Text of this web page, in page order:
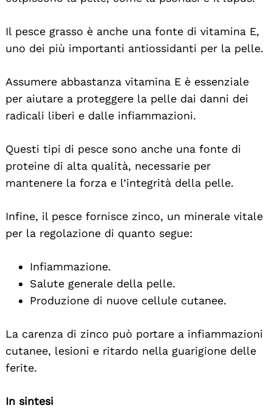
Il pesce grasso è anche una fonte di vitamina E,
uno dei più importanti antiossidanti per la pelle.
Assumere abbastanza vitamina E è essenziale
per aiutare a proteggere la pelle dai danni dei
radicali liberi e dalle infiammazioni.
Questi tipi di pesce sono anche una fonte di
proteine di alta qualità, necessarie per
mantenere la forza e l’integrità della pelle.
Infine, il pesce fornisce zinco, un minerale vitale
per la regolazione di quanto segue:
Infiammazione.
Salute generale della pelle.
Produzione di nuove cellule cutanee.
La carenza di zinco può portare a infiammazioni
cutanee, lesioni e ritardo nella guarigione delle
ferite.
In sintesi